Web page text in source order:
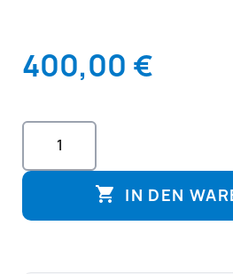
400,00 €
 IN DEN